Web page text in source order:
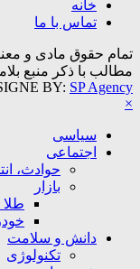
خانه
تماس با ما
تمام حقوق مادی و
مطالب با ذکر منبع
BY: SP Agency
×
سیاسی
اجتماعی
حوادث،
بازار
طلا
دانش و سلامت
تکنولوژی